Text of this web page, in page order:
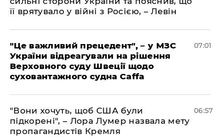
її врятувало у війні з Росією, – Левін
"Це важливий прецедент", – у МЗС
України відреагували на рішення
Верховного суду Швеції щодо
суховантажного судна Caffa
07:01
"Вони хочуть, щоб США були
підкорені", – Лора Лумер назвала мету
пропагандистів Кремля
06:57